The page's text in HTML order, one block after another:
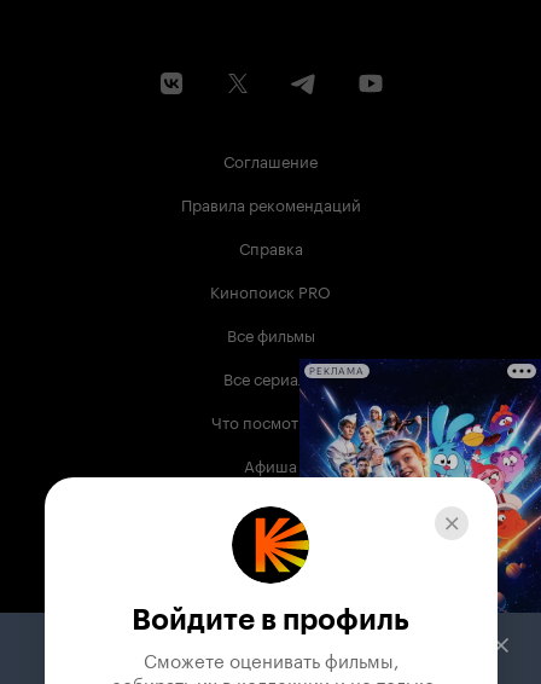
Соглашение
Правила рекомендаций
Справка
Кинопоиск PRO
Все фильмы
Все сериалы
Что посмотреть
Афиша
Музыка
Телепрограмма
Служба поддержки
РЕКЛАМА
Войдите в профиль
Сможете оценивать фильмы,